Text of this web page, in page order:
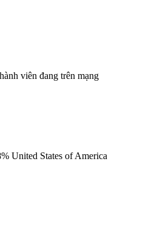
viên đang trên mạng
United States of America